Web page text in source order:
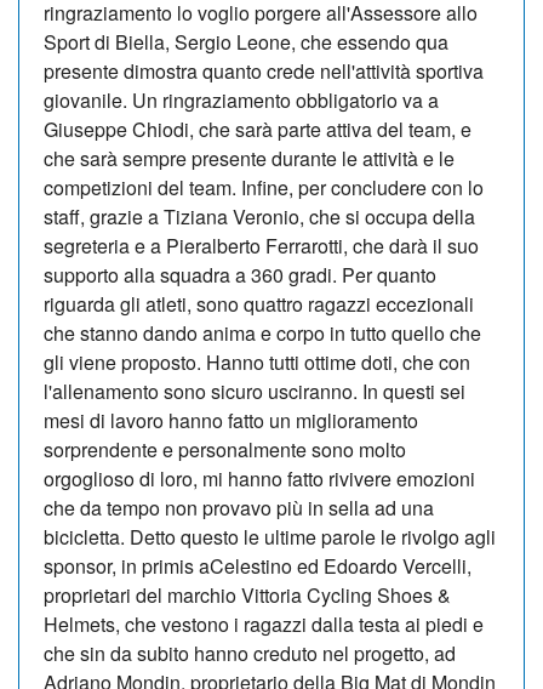
ringraziamento lo voglio porgere all'Assessore allo
Sport di Biella, Sergio Leone, che essendo qua
presente dimostra quanto crede nell'attività sportiva
giovanile. Un ringraziamento obbligatorio va a
Giuseppe Chiodi, che sarà parte attiva del team, e
che sarà sempre presente durante le attività e le
competizioni del team. Infine, per concludere con lo
staff, grazie a Tiziana Veronio, che si occupa della
segreteria e a Pieralberto Ferrarotti, che darà il suo
supporto alla squadra a 360 gradi. Per quanto
riguarda gli atleti, sono quattro ragazzi eccezionali
che stanno dando anima e corpo in tutto quello che
gli viene proposto. Hanno tutti ottime doti, che con
l'allenamento sono sicuro usciranno. In questi sei
mesi di lavoro hanno fatto un miglioramento
sorprendente e personalmente sono molto
orgoglioso di loro, mi hanno fatto rivivere emozioni
che da tempo non provavo più in sella ad una
bicicletta. Detto questo le ultime parole le rivolgo agli
sponsor, in primis aCelestino ed Edoardo Vercelli,
proprietari del marchio Vittoria Cycling Shoes &
Helmets, che vestono i ragazzi dalla testa ai piedi e
che sin da subito hanno creduto nel progetto, ad
Adriano Mondin, proprietario della Big Mat di Mondin